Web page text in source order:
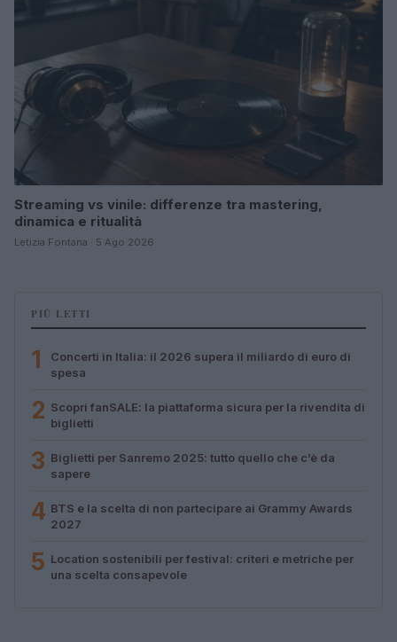
Streaming vs vinile: differenze tra mastering,
dinamica e ritualità
Letizia Fontana · 5 Ago 2026
PIÙ LETTI
1
Concerti in Italia: il 2026 supera il miliardo di euro di
spesa
2 Scopri fanSALE: la piattaforma sicura per la rivendita di
biglietti
3 Biglietti per Sanremo 2025: tutto quello che c’è da
sapere
4 BTS e la scelta di non partecipare ai Grammy Awards
2027
5 Location sostenibili per festival: criteri e metriche per
una scelta consapevole